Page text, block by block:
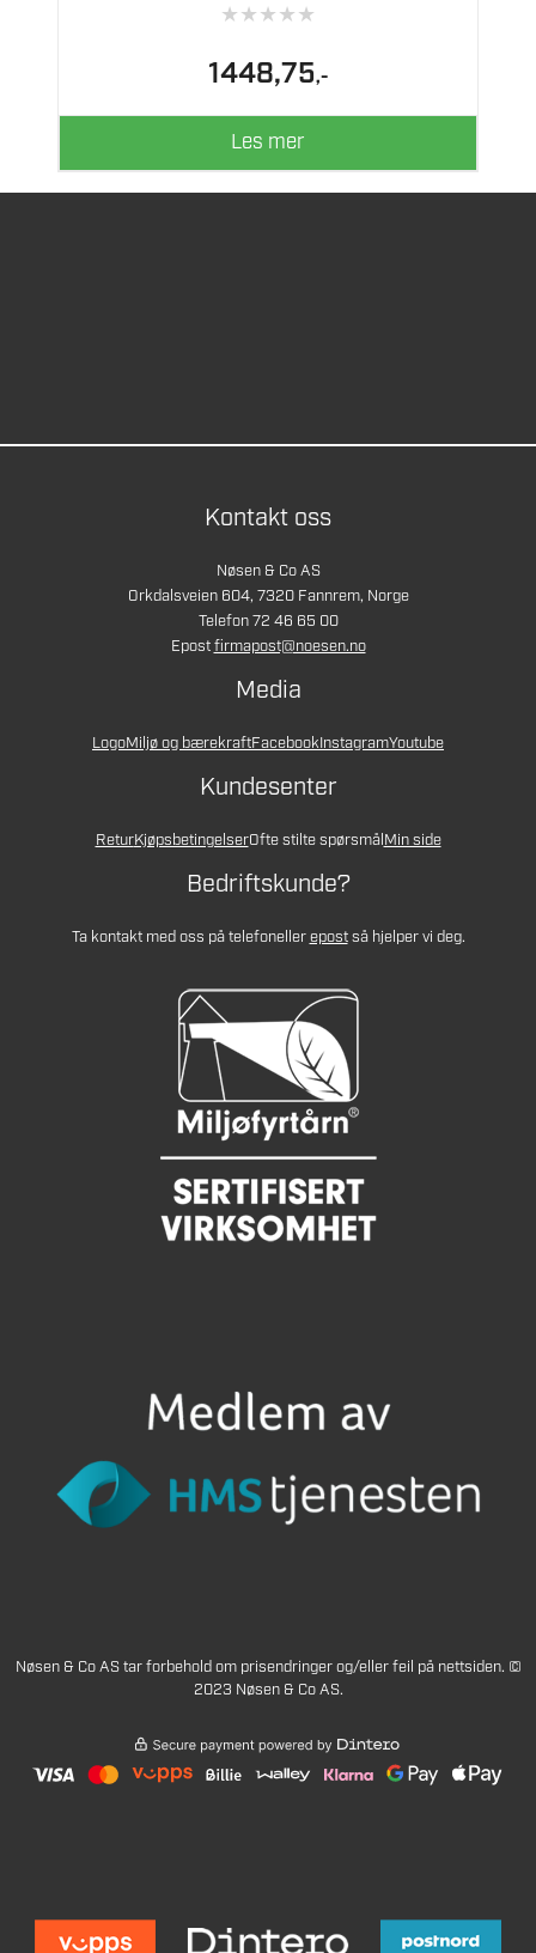
★★★★★
1448,75,-
Les mer
Kontakt oss
Nøsen & Co AS
Orkdalsveien 604, 7320 Fannrem, Norge
Telefon 72 46 65 00
Epostfirmapost@noesen.no
Media
LogoMiljø og bærekraftFacebookInstagramYoutube
Kundesenter
ReturKjøpsbetingelserOfte stilte spørsmålMin side
Bedriftskunde?
Ta kontakt med oss på telefonellerepostså hjelper vi deg.
Nøsen & Co AS tar forbehold om prisendringer og/eller feil på nettsiden. ©
2023 Nøsen & Co AS.